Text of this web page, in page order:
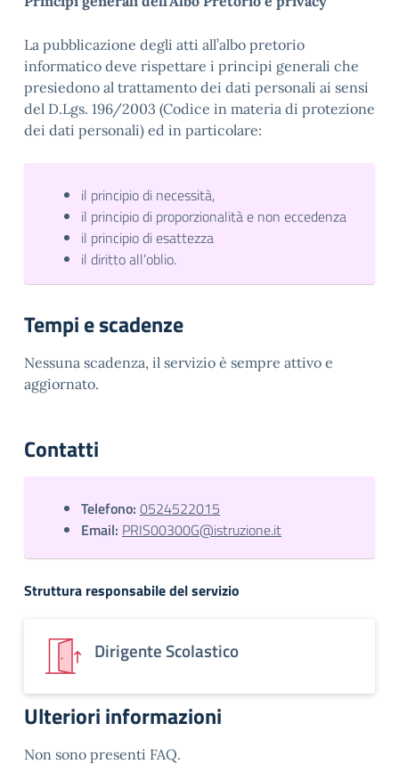
La pubblicazione degli atti all’albo pretorio
informatico deve rispettare i principi generali che
presiedono al trattamento dei dati personali ai sensi
del D.Lgs. 196/2003 (Codice in materia di protezione
dei dati personali) ed in particolare:
il principio di necessità,
il principio di proporzionalità e non eccedenza
il principio di esattezza
il diritto all’oblio.
Tempi e scadenze
Nessuna scadenza, il servizio è sempre attivo e
aggiornato.
Contatti
Telefono: 0524522015
Email: PRIS00300G@istruzione.it
Struttura responsabile del servizio
Dirigente Scolastico
Ulteriori informazioni
Non sono presenti FAQ.